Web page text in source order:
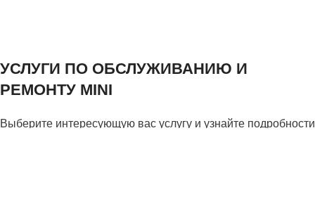
УСЛУГИ ПО ОБСЛУЖИВАНИЮ И
РЕМОНТУ MINI
Выберите интересующую вас услугу и узнайте подробности